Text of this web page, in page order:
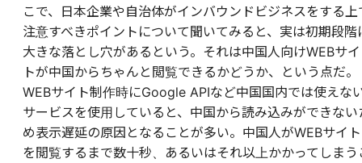
こで、日本企業や自治体がインバウンドビジネスをする上
注意すべきポイントについて聞いてみると、実は初期段階
大きな落とし穴があるという。それは中国人向けWEBサイ
トが中国からちゃんと閲覧できるかどうか、という点だ。
WEBサイト制作時にGoogle APIなど中国国内では使えな
サービスを使用していると、中国から読み込みができない
め表示遅延の原因となることが多い。中国人がWEBサイト
を閲覧するまで数十秒、あるいはそれ以上かかってしまう